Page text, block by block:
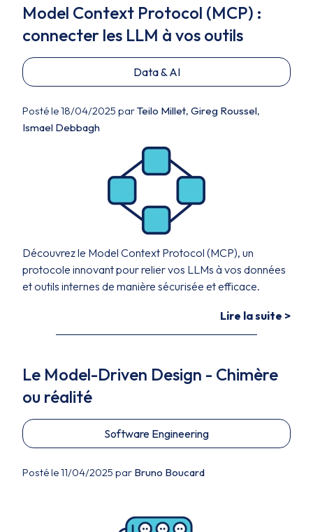
Model Context Protocol (MCP) :
connecter les LLM à vos outils
Data & AI
Posté le 18/04/2025 parTeilo Millet, Gireg Roussel,
Ismael Debbagh
Découvrez le Model Context Protocol (MCP), un
protocole innovant pour relier vos LLMs à vos données
et outils internes de manière sécurisée et efficace.
Lire la suite >
Le Model-Driven Design - Chimère
ou réalité
Software Engineering
Posté le 11/04/2025 par Bruno Boucard